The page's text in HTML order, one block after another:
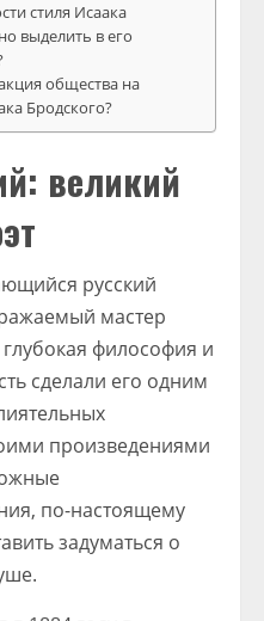
стиля Исаака
выделить в его
общества на
Бродского?
великий
русский
мастер
глубокая философия и
сделали его одним
произведениями
по-настоящему
задуматься о